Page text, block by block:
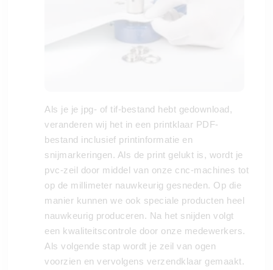
Als je je jpg- of tif-bestand hebt gedownload,
veranderen wij het in een printklaar PDF-
bestand inclusief printinformatie en
snijmarkeringen. Als de print gelukt is, wordt je
pvc-zeil door middel van onze cnc-machines tot
op de millimeter nauwkeurig gesneden. Op die
manier kunnen we ook speciale producten heel
nauwkeurig produceren. Na het snijden volgt
een kwaliteitscontrole door onze medewerkers.
Als volgende stap wordt je zeil van ogen
voorzien en vervolgens verzendklaar gemaakt.